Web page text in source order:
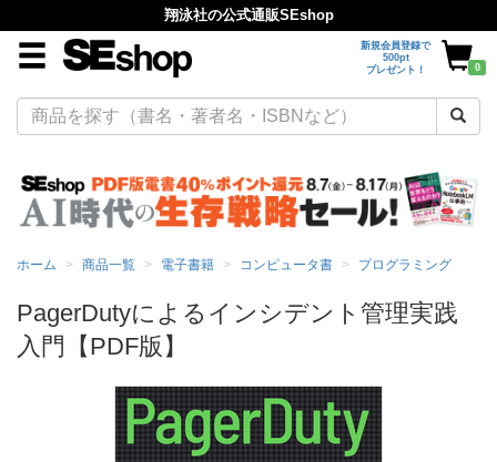
翔泳社の公式通販SEshop
新規会員登録で
500pt
プレゼント！
0
ホーム 商品一覧 電子書籍 コンピュータ書 プログラミング
PagerDutyによるインシデント管理実践
入門【PDF版】